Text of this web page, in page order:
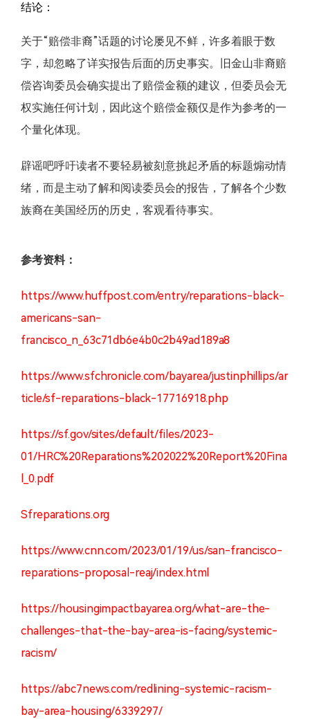
结论：
关于“赔偿非裔”话题的讨论屡见不鲜，许多着眼于数
字，却忽略了详实报告后面的历史事实。旧金山非裔赔
偿咨询委员会确实提出了赔偿金额的建议，但委员会无
权实施任何计划，因此这个赔偿金额仅是作为参考的一
个量化体现。
辟谣吧呼吁读者不要轻易被刻意挑起矛盾的标题煽动情
绪，而是主动了解和阅读委员会的报告，了解各个少数
族裔在美国经历的历史，客观看待事实。
参考资料：
https://www.huffpost.com/entry/reparations-black-
americans-san-
francisco_n_63c71db6e4b0c2b49ad189a8
https://www.sfchronicle.com/bayarea/justinphillips/ar
ticle/sf-reparations-black-17716918.php
https://sf.gov/sites/default/files/2023-
01/HRC%20Reparations%202022%20Report%20Fina
l_0.pdf
Sfreparations.org
https://www.cnn.com/2023/01/19/us/san-francisco-
reparations-proposal-reaj/index.html
https://housingimpactbayarea.org/what-are-the-
challenges-that-the-bay-area-is-facing/systemic-
racism/
https://abc7news.com/redlining-systemic-racism-
bay-area-housing/6339297/